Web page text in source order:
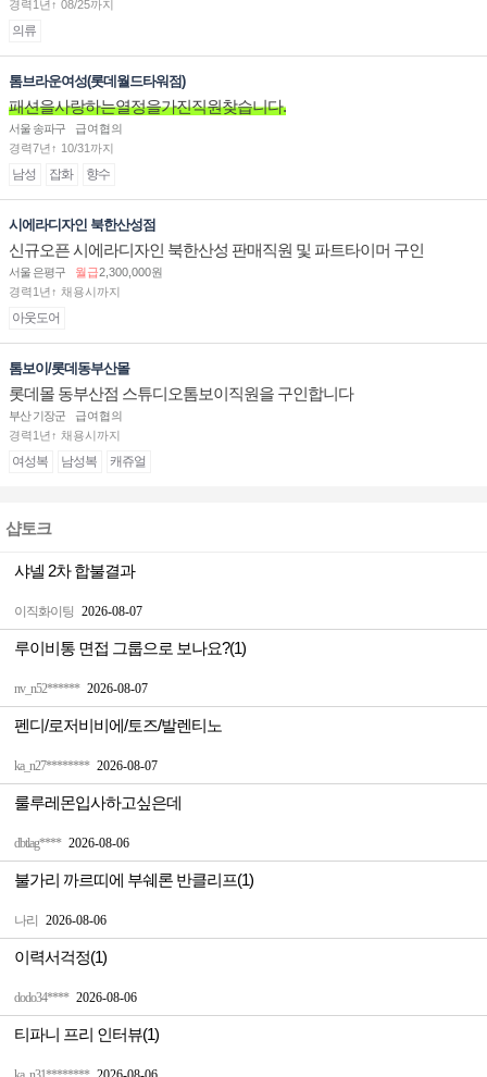
경력1년↑ 08/25까지
의류
톰브라운여성(롯데월드타워점)
패션을사랑하는열정을가진직원찾습니다.
서울 송파구
급여협의
경력7년↑ 10/31까지
남성 잡화 향수
시에라디자인 북한산성점
신규오픈 시에라디자인 북한산성 판매직원 및 파트타이머 구인
서울 은평구 월급2,300,000원
경력1년↑ 채용시까지
아웃도어
톰보이/롯데동부산몰
롯데몰 동부산점 스튜디오톰보이직원을 구인합니다
부산 기장군
급여협의
경력1년↑ 채용시까지
여성복 남성복 캐쥬얼
샵토크
이직화이팅 2026-08-07
샤넬 2차 합불결과
nv_n52****** 2026-08-07
루이비통 면접 그룹으로 보나요?(1)
ka_n27******** 2026-08-07
펜디/로저비비에/토즈/발렌티노
dbtlag**** 2026-08-06
룰루레몬입사하고싶은데
나리 2026-08-06
불가리 까르띠에 부쉐론 반클리프(1)
dodo34**** 2026-08-06
이력서걱정(1)
티파니 프리 인터뷰(1)